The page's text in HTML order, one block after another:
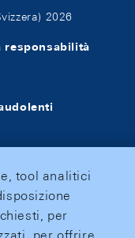
2026
responsabilità
tool analitici
per